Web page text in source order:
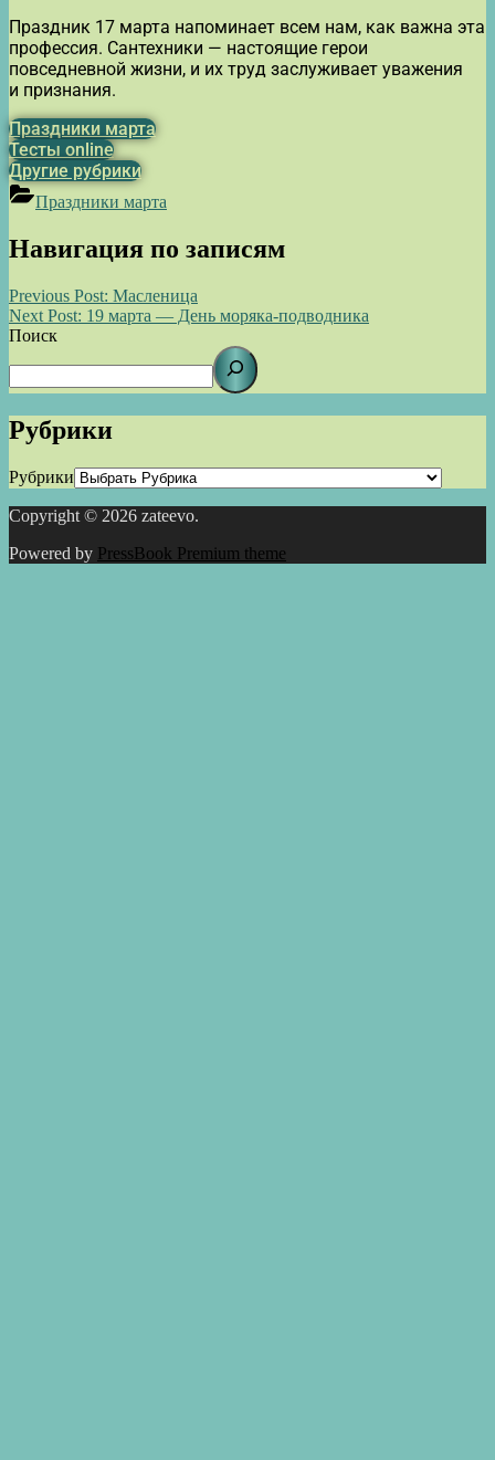
Праздник 17 марта напоминает всем нам, как важна эта
профессия. Сантехники — настоящие герои
повседневной жизни, и их труд заслуживает уважения
и признания.
Праздники марта
Тесты online
Другие рубрики
Праздники марта
Навигация по записям
Previous Post: Масленица
Next Post: 19 марта — День моряка-подводника
Поиск
Рубрики
Рубрики
Copyright © 2026 zateevo.
Powered by PressBook Premium theme